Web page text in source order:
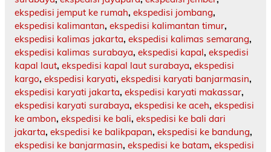
ekspedisi jemput ke rumah, ekspedisi jombang,
ekspedisi kalimantan, ekspedisi kalimantan timur,
ekspedisi kalimas jakarta, ekspedisi kalimas semarang,
ekspedisi kalimas surabaya, ekspedisi kapal, ekspedisi
kapal laut, ekspedisi kapal laut surabaya, ekspedisi
kargo, ekspedisi karyati, ekspedisi karyati banjarmasin,
ekspedisi karyati jakarta, ekspedisi karyati makassar,
ekspedisi karyati surabaya, ekspedisi ke aceh, ekspedisi
ke ambon, ekspedisi ke bali, ekspedisi ke bali dari
jakarta, ekspedisi ke balikpapan, ekspedisi ke bandung,
ekspedisi ke banjarmasin, ekspedisi ke batam, ekspedisi